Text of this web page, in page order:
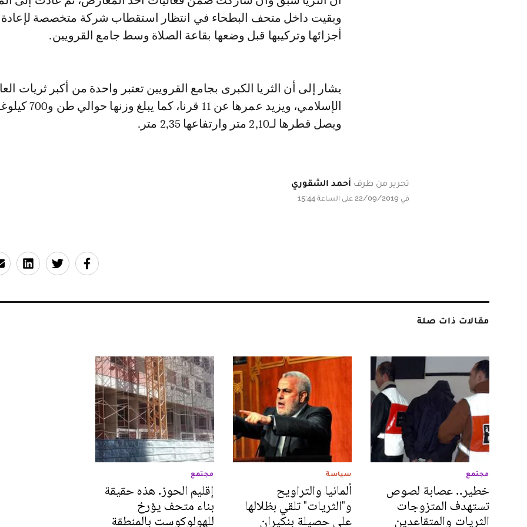
وبقيت داخل متحف البطحاء في انتظار استقطاب شركة متخصصة لإعادة
أجزائها وتركيبها قبل وضعها بقاعة الصلاة وسط جامع القرويين.
يشار إلى أن الثريا الكبرى بجامع القرويين تعتبر واحدة من أكبر ثريات
الإسلامي، ويزيد عمرها عن 11 قرنا، كما
ويصل قطرها لـ2,10 متر وارتفاعها 2,35 متر.
تحرير من طرف أحمد الشقوري
في 22/09/2019 على الساعة 15:44
مقالات ذات صلة
مجتمع
خطير.. عصابة لصوص
تستهدف المتزوجات
الثريات والمتقاعدين
سياسة
ألمانيا والتراويح
و"الثريات" تلقي بظلالها
على حصيلة بنكيران
مجتمع
إقليم الحوز. هذه حقيقة
بناء متحف يؤرخ
للهولوكوست بالمنطقة